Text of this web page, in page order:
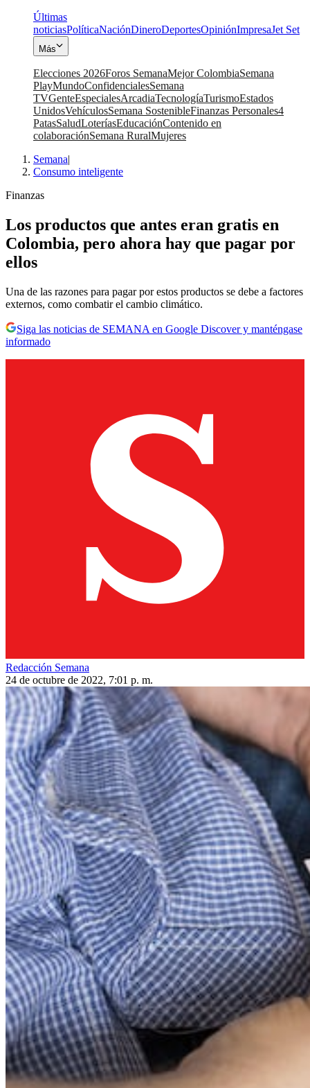
Últimas
noticiasPolíticaNaciónDineroDeportesOpiniónImpresaJet Set
Más
Elecciones 2026Foros SemanaMejor ColombiaSemana
PlayMundoConfidencialesSemana
TVGenteEspecialesArcadiaTecnologíaTurismoEstados
UnidosVehículosSemana SostenibleFinanzas Personales4
PatasSaludLoteríasEducaciónContenido en
colaboraciónSemana RuralMujeres
Semana|
Consumo inteligente
Finanzas
Los productos que antes eran gratis en
Colombia, pero ahora hay que pagar por
ellos
Una de las razones para pagar por estos productos se debe a factores
externos, como combatir el cambio climático.
Siga las noticias de SEMANA en Google Discover y manténgase
informado
Redacción Semana
24 de octubre de 2022, 7:01 p. m.